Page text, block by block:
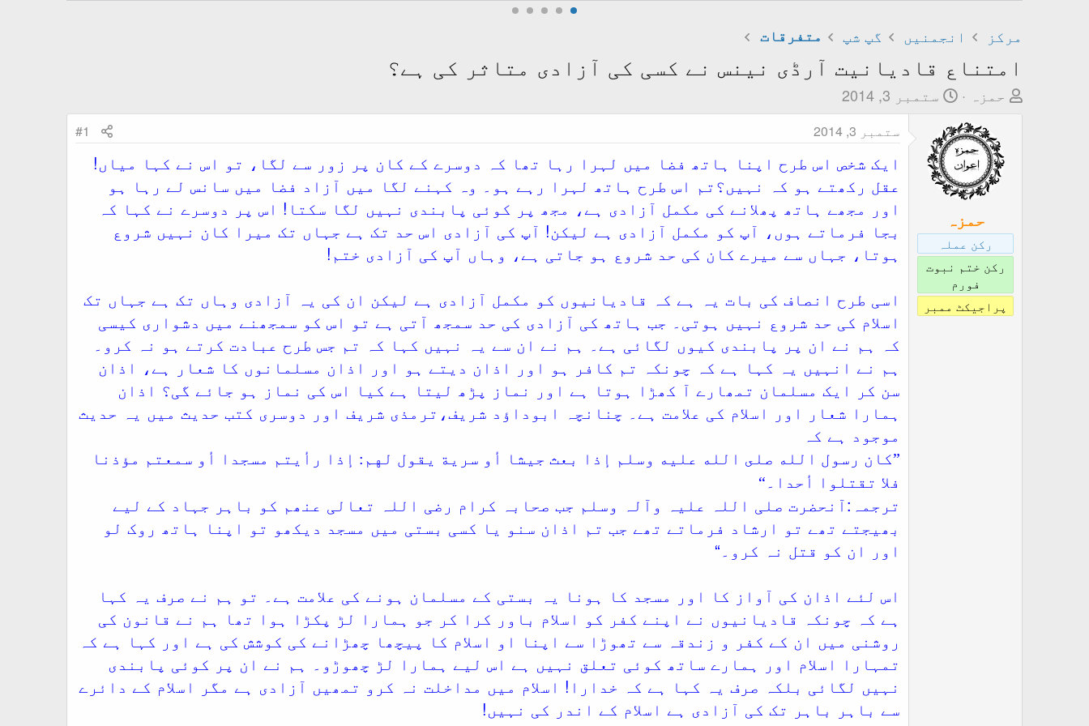
مرکز انجمنیں گپ شپ متفرقات
امتناع قادیانیت آرڈی نینس نے کسی کی آزادی متاثر کی ہے؟
T
e
a
t
a
r
t
e
حمزہ
ت
ر
ی
خ
ت
د
ا
ء
ستمبر 3, 2014
حمزہ
رکن عملہ
رکن ختم نبوت
فورم
پراجیکٹ ممبر
ستمبر 3, 2014 #1
ایک شخص اس طرح اپنا ہاتھ فضا میں لہرا رہا تھا کہ دوسرے کے کان پر زور سے لگا، تو اس نے کہا میاں!
عقل رکھتے ہو کہ نہیں؟تم اس طرح ہاتھ لہرا رہے ہو۔ وہ کہنے لگا میں آزاد فضا میں سانس لے رہا ہو
اور مجھے ہاتھ پھلانے کی مکمل آزادی ہے، مجھ پر کوئی پابندی نہیں لگا سکتا! اس پر دوسرے نے کہا کہ
بجا فرماتے ہوں، آپ کو مکمل آزادی ہے لیکن! آپ کی آزادی اس حد تک ہے جہاں تک میرا کان نہیں شروع
ہوتا، جہاں سے میرے کان کی حد شروع ہو جاتی ہے، وہاں آپ کی آزادی ختم!
اسی طرح انصاف کی بات یہ ہے کہ قادیانیوں کو مکمل آزادی ہے لیکن ان کی یہ آزادی وہاں تک ہے جہاں تک
اسلام کی حد شروع نہیں ہوتی۔ جب ہاتھ کی آزادی کی حد سمجھ آتی ہے تو اس کو سمجھنے میں دشواری کیسی
کہ ہم نے ان پر پابندی کیوں لگائی ہے۔ ہم نے ان سے یہ نہیں کہا کہ تم جس طرح عبادت کرتے ہو نہ کرو۔
ہم نے انہیں یہ کہا ہے کہ چونکہ تم کافر ہو اور اذان دیتے ہو اور اذان مسلمانوں کا شعار ہے، اذان
سن کر ایک مسلمان تمھارے آ کھڑا ہوتا ہے اور نماز پڑھ لیتا ہے کیا اس کی نماز ہو جائے گی؟ اذان
ہمارا شعار اور اسلام کی علامت ہے۔ چنانچہ ابوداؤد شریف،ترمذی شریف اور دوسری کتب حدیث میں یہ حدیث
موجود ہے کہ
”كان رسول الله صلى الله عليه وسلم إذا بعث جيشا أو سرية يقول لهم: إذا رأيتم مسجدا أو سمعتم مؤذنا
فلا تقتلوا أحدا۔“
ترجمہ:آنحضرت صلی اللہ علیہ وآلہ وسلم جب صحابہ کرام رضی اللہ تعالی عنھم کو باہر جہاد کے لیے
بھیجتے تھے تو ارشاد فرماتے تھے جب تم اذان سنو یا کسی بستی میں مسجد دیکھو تو اپنا ہاتھ روک لو
اور ان کو قتل نہ کرو۔“
اس لئے اذان کی آواز کا اور مسجد کا ہونا یہ بستی کے مسلمان ہونے کی علامت ہے۔ تو ہم نے صرف یہ کہا
ہے کہ چونکہ قادیانیوں نے اپنے کفر کو اسلام باور کرا کر جو ہمارا لڑ پکڑا ہوا تھا ہم نے قانون کی
روشنی میں ان کے کفر و زندقہ سے تھوڑا سے اپنا او اسلام کا پیچھا چھڑانے کی کوشش کی ہے اور کہا ہے کہ
تمہارا اسلام اور ہمارے ساتھ کوئی تعلق نہیں ہے اس لیے ہمارا لڑ چھوڑو۔ ہم نے ان پر کوئی پابندی
نہیں لگائی بلکہ صرف یہ کہا ہے کہ خدارا! اسلام میں مداخلت نہ کرو تمھیں آزادی ہے مگر اسلام کے دائرے
سے باہر باہر تک کی آزادی ہے اسلام کے اندر کی نہیں!